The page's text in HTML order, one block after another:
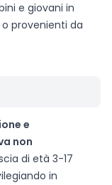
e giovani in
provenienti da
e
non
di età 3-17
in